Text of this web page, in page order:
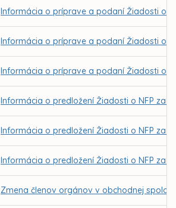
Informácia o príprave a podaní Žiadosti o
Informácia o príprave a podaní Žiadosti o
Informácia o príprave a podaní Žiadosti o
Informácia o predložení Žiadosti o NFP za
Informácia o predložení Žiadosti o NFP za
Informácia o predložení Žiadosti o NFP za
Zmena členov orgánov v obchodnej